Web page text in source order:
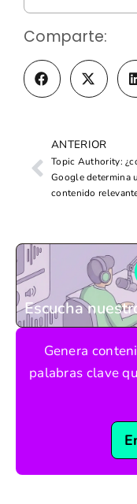
Comparte:
ANTERIOR
Topic Authority:
Google determina
contenido
Escucha
Genera
palabras clave